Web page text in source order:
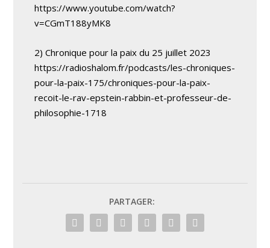
https://www.youtube.com/watch?
v=CGmT188yMK8
2) Chronique pour la paix du 25 juillet 2023
https://radioshalom.fr/podcasts/les-chroniques-
pour-la-paix-175/chroniques-pour-la-paix-
recoit-le-rav-epstein-rabbin-et-professeur-de-
philosophie-1718
PARTAGER: